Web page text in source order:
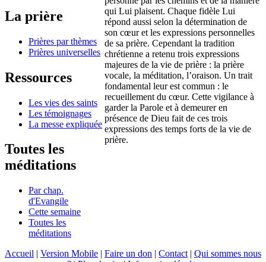
La prière
Prières par thèmes
Prières universelles
Ressources
Les vies des saints
Les témoignages
La messe expliquée
Toutes les
méditations
Par chap.
d'Evangile
Cette semaine
Toutes les
méditations
qui Lui plaisent. Chaque fidèle Lui
répond aussi selon la détermination de
son cœur et les expressions personnelles
de sa prière. Cependant la tradition
chrétienne a retenu trois expressions
majeures de la vie de prière : la prière
vocale, la méditation, l’oraison. Un trait
fondamental leur est commun : le
recueillement du cœur. Cette vigilance à
garder la Parole et à demeurer en
présence de Dieu fait de ces trois
expressions des temps forts de la vie de
prière.
Accueil | Version Mobile | Faire un don | Contact | Qui sommes nous